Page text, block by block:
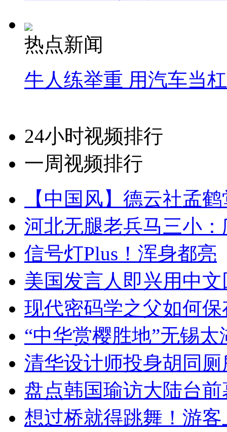
热点新闻
牛人练举重 用汽车当
24小时视频排行
一周视频排行
【中国风】德云社孟
河北无腿老兵马三小
信号灯Plus！浑身都亮
美国发言人即兴用中
现代密码学之父如何
“中华赏樱胜地”无锡
清华设计师投身胡同
盘点韩国瑜访大陆台
想过桥就得跳舞！游客